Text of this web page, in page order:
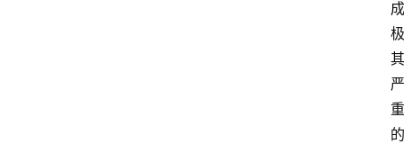
成
极
其
严
重
的